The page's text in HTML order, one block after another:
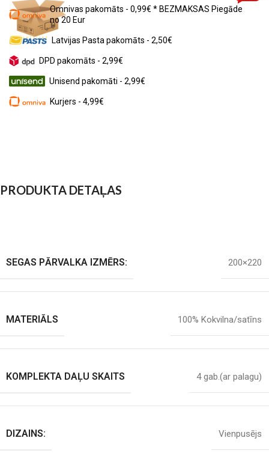
Omnivas pakomāts - 0,99€ * BEZMAKSAS Piegāde
no 20 Eur
Latvijas Pasta pakomāts - 2,50€
DPD pakomāts - 2,99€
Unisend pakomāti - 2,99€
Kurjers - 4,99€
PRODUKTA DETAĻAS
SEGAS PĀRVALKA IZMĒRS: 200×220
MATERIĀLS 100% Kokvilna/satīns
KOMPLEKTA DAĻU SKAITS 4 gab.(ar palagu)
DIZAINS: Vienpusējs